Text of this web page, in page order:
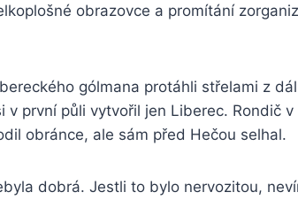
obrazovce a promítání
gólmana protáhli střelami z
v první půli vytvořil jen Liberec. Rondič
obránce, ale sám před Hečou selhal.
dobrá. Jestli to bylo nervozitou,